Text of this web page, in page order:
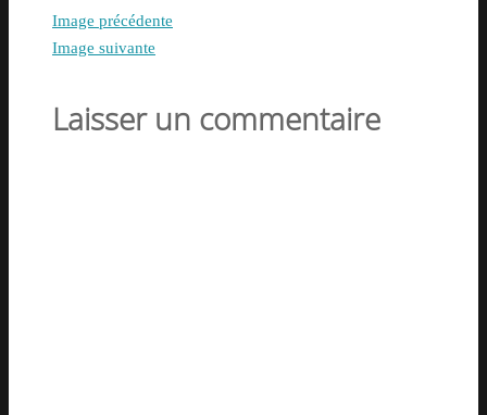
Image précédente
Image suivante
Laisser un commentaire